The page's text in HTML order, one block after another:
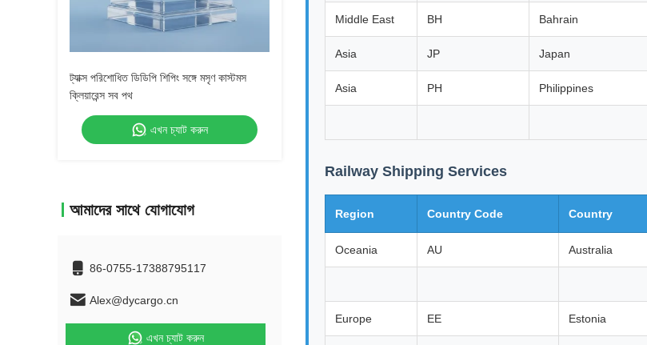
ট্যাক্স পরিশোধিত ডিডিপি শিপিং সঙ্গে মসৃণ কাস্টমস
ক্লিয়ারেন্স সব পথ
এখন চ্যাট করুন
আমাদের সাথে যোগাযোগ
86-0755-17388795117
Alex@dycargo.cn
এখন চ্যাট করুন
Middle East BH Bahrain
Asia JP Japan
Asia PH Philippines
Railway Shipping Services
Region Country Code Country
Oceania AU Australia
Europe EE Estonia